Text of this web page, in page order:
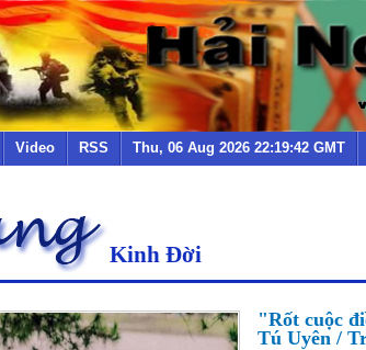
Video RSS Thu, 06 Aug 2026 22:19:42 GMT
Kinh Đời
"Rốt cuộc
Tú Uyên /